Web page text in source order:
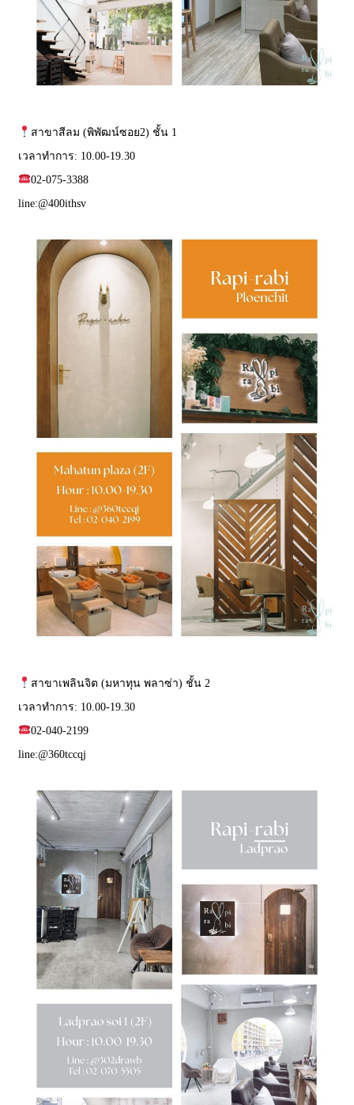
สาขาสีลม (พิพัฒน์ซอย2) ชั้น 1
เวลาทำการ: 10.00-19.30
02-075-3388
line:@400ithsv
สาขาเพลินจิต (มหาทุน พลาซ่า) ชั้น 2
เวลาทำการ: 10.00-19.30
02-040-2199
line:@360tccqj